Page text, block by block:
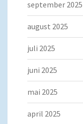
september 2025
august 2025
juli 2025
juni 2025
mai 2025
april 2025